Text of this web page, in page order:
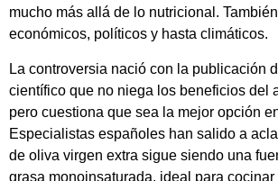
mucho más allá de lo nutricional.
económicos, políticos y hasta climáticos.
La controversia nació con la publicación
científico que no niega los beneficios del
pero cuestiona que sea la mejor opción
Especialistas españoles han salido a
de oliva virgen extra sigue siendo una
grasa monoinsaturada, ideal para cocinar